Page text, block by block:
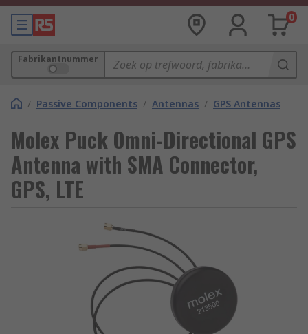
0
Fabrikantnummer
/ Passive Components / Antennas / GPS Antennas
Molex Puck Omni-Directional GPS
Antenna with SMA Connector,
GPS, LTE